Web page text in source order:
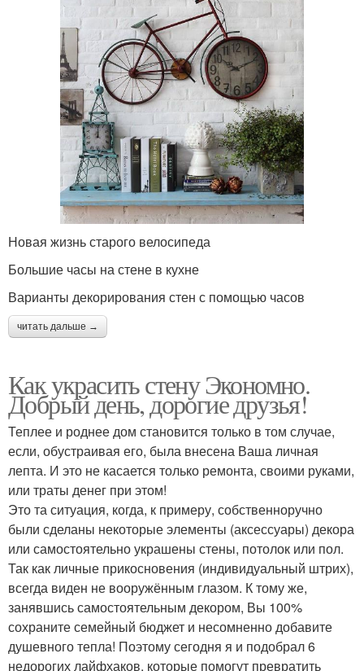
Новая жизнь старого велосипеда
Большие часы на стене в кухне
Варианты декорирования стен с помощью часов
читать дальше →
Как украсить стену Экономно.
Добрый день, дорогие друзья!
Теплее и роднее дом становится только в том случае,
если, обустраивая его, была внесена Ваша личная
лепта. И это не касается только ремонта, своими руками,
или траты денег при этом!
Это та ситуация, когда, к примеру, собственноручно
были сделаны некоторые элементы (аксессуары) декора
или самостоятельно украшены стены, потолок или пол.
Так как личные прикосновения (индивидуальный штрих),
всегда виден не вооружённым глазом. К тому же,
занявшись самостоятельным декором, Вы 100%
сохраните семейный бюджет и несомненно добавите
душевного тепла! Поэтому сегодня я и подобрал 6
недорогих лайфхаков, которые помогут превратить